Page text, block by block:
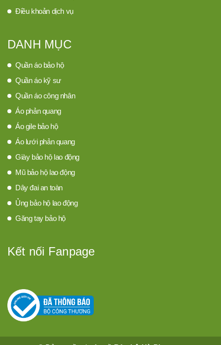
Điều khoản dịch vụ
DANH MỤC
Quần áo bảo hộ
Quần áo kỹ sư
Quần áo công nhân
Áo phản quang
Áo gile bảo hộ
Áo lưới phản quang
Giày bảo hộ lao động
Mũ bảo hộ lao động
Dây đai an toàn
Ủng bảo hộ lao động
Găng tay bảo hộ
Kết nối Fanpage